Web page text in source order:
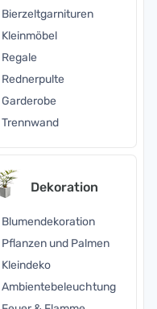
Bierzeltgarnituren
Kleinmöbel
Regale
Rednerpulte
Garderobe
Trennwand
Dekoration
Blumendekoration
Pflanzen und Palmen
Kleindeko
Ambientebeleuchtung